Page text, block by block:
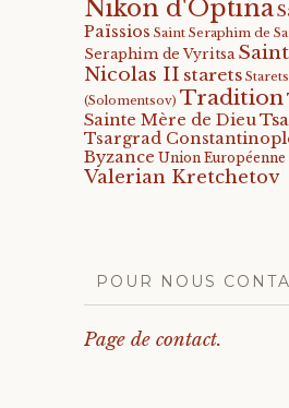
Nikon d'Optina
Païssios Saint Seraphim de
Seraphim de Vyritsa
Nicolas II starets
(Solomentsov) Tradition
Sainte Mère de Dieu
Tsargrad
Byzance Union Européenne
Valerian Kretchetov
POUR NOUS
Page de contact.